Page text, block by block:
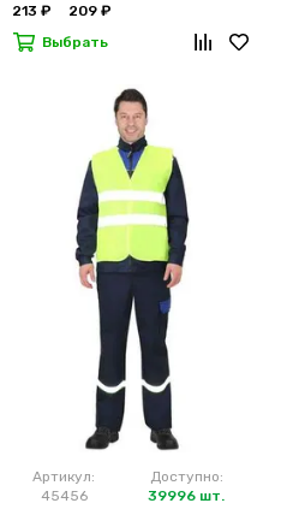
213 ₽
209 ₽
Выбрать
Артикул:
45456
Доступно:
39996 шт.